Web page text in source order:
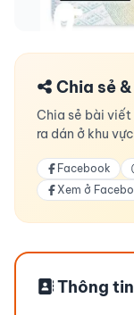
Chia sẻ
Chia sẻ bài viết
ra dán ở khu
Facebook
Xem ở
Thông